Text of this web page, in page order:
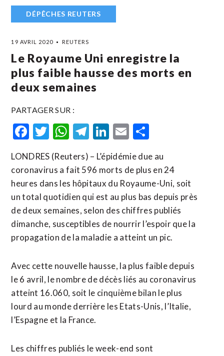
DÉPÊCHES REUTERS
19 AVRIL 2020 REUTERS
Le Royaume Uni enregistre la
plus faible hausse des morts en
deux semaines
PARTAGER SUR :
Facebook
Twitter
WhatsApp
Telegram
LinkedIn
Email
LONDRES (Reuters) – L’épidémie due au
coronavirus a fait 596 morts de plus en 24
heures dans les hôpitaux du Royaume-Uni, soit
un total quotidien qui est au plus bas depuis près
de deux semaines, selon des chiffres publiés
dimanche, susceptibles de nourrir l’espoir que la
propagation de la maladie a atteint un pic.
Avec cette nouvelle hausse, la plus faible depuis
le 6 avril, le nombre de décès liés au coronavirus
atteint 16.060, soit le cinquième bilan le plus
lourd au monde derrière les Etats-Unis, l’Italie,
l’Espagne et la France.
Les chiffres publiés le week-end sont